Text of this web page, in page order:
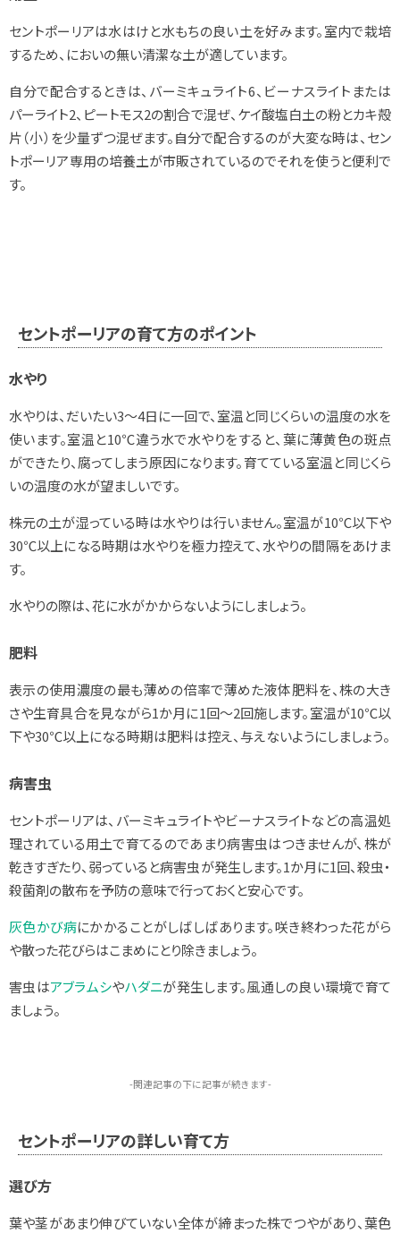
セントポーリアは水はけと水もちの良い土を好みます。室内で栽培
するため、においの無い清潔な土が適しています。
自分で配合するときは、バーミキュライト6、ビーナスライトまたは
パーライト2、ピートモス2の割合で混ぜ、ケイ酸塩白土の粉とカキ殻
片（小）を少量ずつ混ぜます。自分で配合するのが大変な時は、セン
トポーリア専用の培養土が市販されているのでそれを使うと便利で
す。
セントポーリアの育て方のポイント
水やり
水やりは、だいたい3～4日に一回で、室温と同じくらいの温度の水を
使います。室温と10℃違う水で水やりをすると、葉に薄黄色の斑点
ができたり、腐ってしまう原因になります。育てている室温と同じくら
いの温度の水が望ましいです。
株元の土が湿っている時は水やりは行いません。室温が10℃以下や
30℃以上になる時期は水やりを極力控えて、水やりの間隔をあけま
す。
水やりの際は、花に水がかからないようにしましょう。
肥料
表示の使用濃度の最も薄めの倍率で薄めた液体肥料を、株の大き
さや生育具合を見ながら1か月に1回～2回施します。室温が10℃以
下や30℃以上になる時期は肥料は控え、与えないようにしましょう。
病害虫
セントポーリアは、バーミキュライトやビーナスライトなどの高温処
理されている用土で育てるのであまり病害虫はつきませんが、株が
乾きすぎたり、弱っていると病害虫が発生します。1か月に1回、殺虫・
殺菌剤の散布を予防の意味で行っておくと安心です。
灰色かび病にかかることがしばしばあります。咲き終わった花がら
や散った花びらはこまめにとり除きましょう。
害虫はアブラムシやハダニが発生します。風通しの良い環境で育て
ましょう。
-関連記事の下に記事が続きます-
セントポーリアの詳しい育て方
選び方
葉や茎があまり伸びていない全体が締まった株でつやがあり、葉色